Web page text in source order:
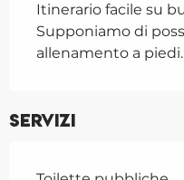
Itinerario facile su
Supponiamo di
allenamento a piedi.
Servizi